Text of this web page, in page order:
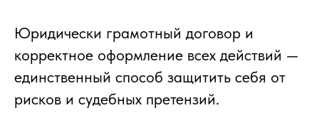
Юридически грамотный договор и
корректное оформление всех действий —
единственный способ защитить себя от
рисков и судебных претензий.